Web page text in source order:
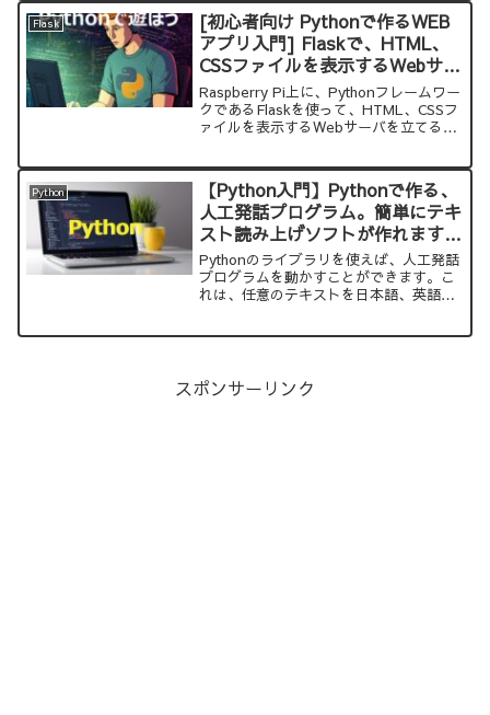
は、チェックボックスを使用したアプリ
を紹介します。
Flask
[初心者向け Pythonで作るWEB
アプリ入門] Flaskで、HTML、
CSSファイルを表示するWebサー
バーを作る
Raspberry Pi上に、Pythonフレームワー
クであるFlaskを使って、HTML、CSSフ
ァイルを表示するWebサーバを立てる方
Python
【Python入門】Pythonで作る、
人工発話プログラム。簡単にテキ
スト読み上げソフトが作れます。
【pyttsx3】
Pythonのライブラリを使えば、人工発話
プログラムを動かすことができます。こ
れは、任意のテキストを日本語、英語な
スポンサーリンク